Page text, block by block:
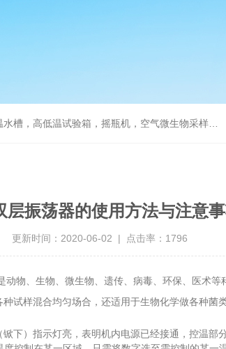
温试验箱，摇瓶机，空气微生物采样器，水质采样器
层振荡器的使用方法与注意
更新时间：2020-06-02 | 点击率：1796
物、生物、微生物、遗传、病毒、环保、医术
试样混合均匀场合，还适用于生物化学做各种菌
）指示灯亮，表明机内电源已经接通，控温部